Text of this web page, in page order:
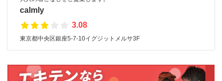
calmly
3.08
東京都中央区銀座5-7-10イグジットメルサ3F